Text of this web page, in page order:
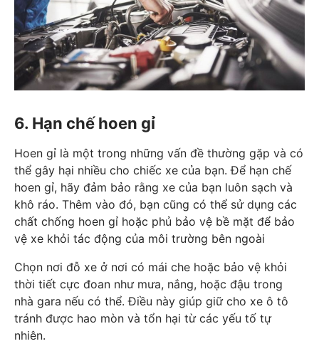
6. Hạn chế hoen gỉ
Hoen gỉ là một trong những vấn đề thường gặp và có
thể gây hại nhiều cho chiếc xe của bạn. Để hạn chế
hoen gỉ, hãy đảm bảo rằng xe của bạn luôn sạch và
khô ráo. Thêm vào đó, bạn cũng có thể sử dụng các
chất chống hoen gỉ hoặc phủ bảo vệ bề mặt để bảo
vệ xe khỏi tác động của môi trường bên ngoài
Chọn nơi đỗ xe ở nơi có mái che hoặc bảo vệ khỏi
thời tiết cực đoan như mưa, nắng, hoặc đậu trong
nhà gara nếu có thể. Điều này giúp giữ cho xe ô tô
tránh được hao mòn và tổn hại từ các yếu tố tự
nhiên.